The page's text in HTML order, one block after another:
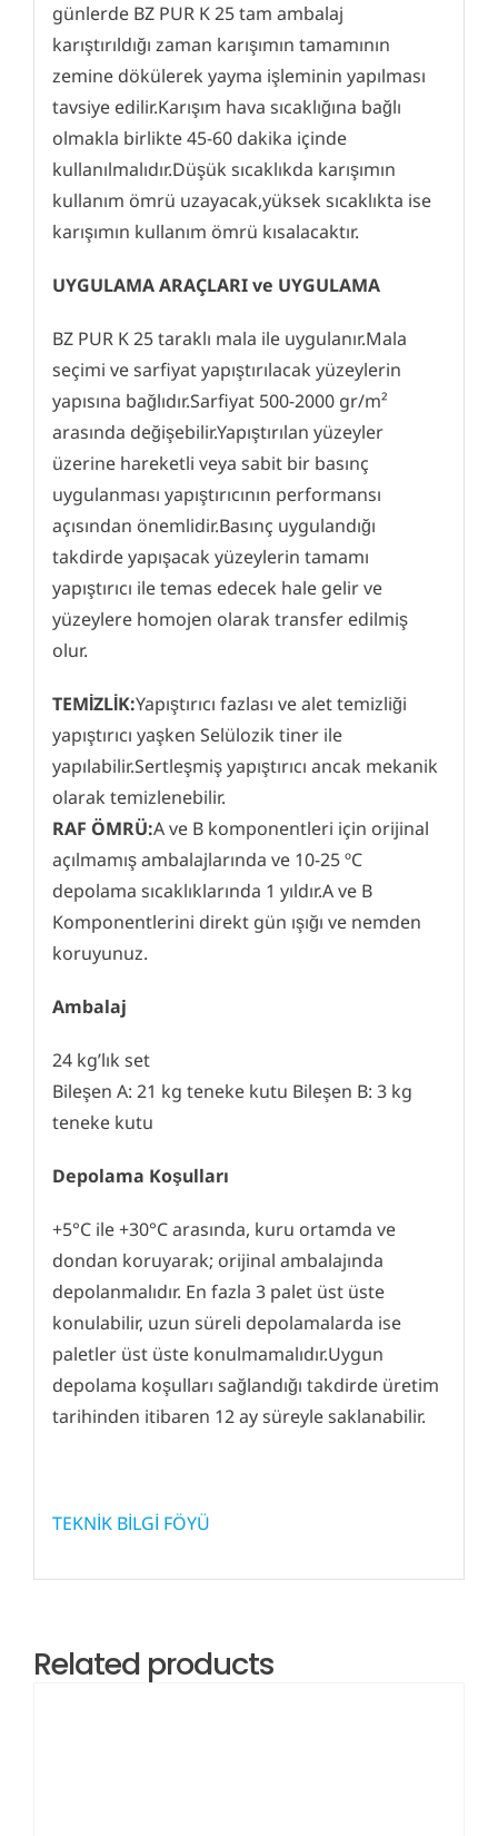
günlerde BZ PUR K 25 tam ambalaj
karıştırıldığı zaman karışımın tamamının
zemine dökülerek yayma işleminin yapılması
tavsiye edilir.Karışım hava sıcaklığına bağlı
olmakla birlikte 45-60 dakika içinde
kullanılmalıdır.Düşük sıcaklıkda karışımın
kullanım ömrü uzayacak,yüksek sıcaklıkta ise
karışımın kullanım ömrü kısalacaktır.
UYGULAMA ARAÇLARI ve UYGULAMA
BZ PUR K 25 taraklı mala ile uygulanır.Mala
seçimi ve sarfiyat yapıştırılacak yüzeylerin
yapısına bağlıdır.Sarfiyat 500-2000 gr/m²
arasında değişebilir.Yapıştırılan yüzeyler
üzerine hareketli veya sabit bir basınç
uygulanması yapıştırıcının performansı
açısından önemlidir.Basınç uygulandığı
takdirde yapışacak yüzeylerin tamamı
yapıştırıcı ile temas edecek hale gelir ve
yüzeylere homojen olarak transfer edilmiş
olur.
TEMİZLİK:Yapıştırıcı fazlası ve alet temizliği
yapıştırıcı yaşken Selülozik tiner ile
yapılabilir.Sertleşmiş yapıştırıcı ancak mekanik
olarak temizlenebilir.
RAF ÖMRÜ:A ve B komponentleri için orijinal
açılmamış ambalajlarında ve 10-25 ºC
depolama sıcaklıklarında 1 yıldır.A ve B
Komponentlerini direkt gün ışığı ve nemden
koruyunuz.
Ambalaj
24 kg’lık set
Bileşen A: 21 kg teneke kutu Bileşen B: 3 kg
teneke kutu
Depolama Koşulları
+5°C ile +30°C arasında, kuru ortamda ve
dondan koruyarak; orijinal ambalajında
depolanmalıdır. En fazla 3 palet üst üste
konulabilir, uzun süreli depolamalarda ise
paletler üst üste konulmamalıdır.Uygun
depolama koşulları sağlandığı takdirde üretim
tarihinden itibaren 12 ay süreyle saklanabilir.
TEKNİK BİLGİ FÖYÜ
Related products